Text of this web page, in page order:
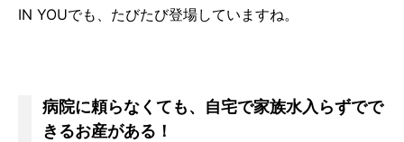
IN YOUでも、たびたび登場していますね。
病院に頼らなくても、自宅で家族水入らずでで
きるお産がある！